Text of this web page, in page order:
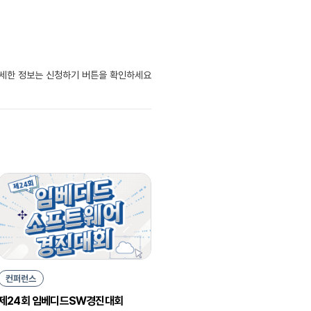
정보는 신청하기 버튼을 확인하세요
컨퍼런스
24회 임베디드SW경진대회